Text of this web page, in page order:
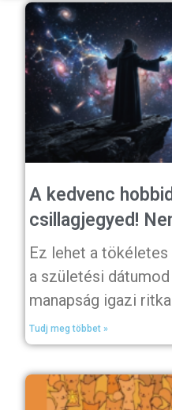
A kedvenc
csillagjegyed!
Ez lehet a
a születési
manapság igazi ritka
Tudj meg többet »